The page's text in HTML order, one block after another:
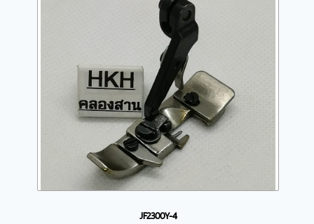
JF2300Y-4